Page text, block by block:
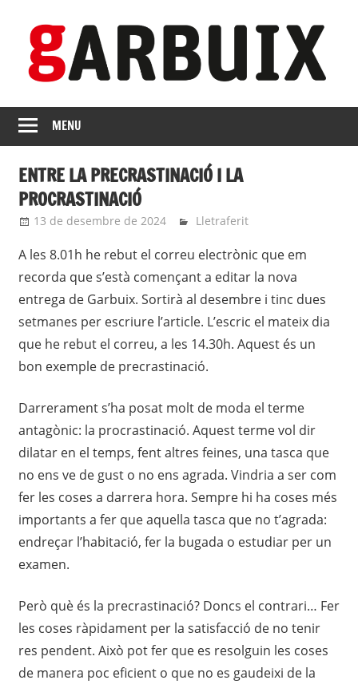
content
GARBUIX
Independent
de
Franqueses
MENU
ENTRE LA PRECRASTINACIÓ I LA
PROCRASTINACIÓ
13 de desembre de 2024 Eli
Lletraferit
A les 8.01h he rebut el correu electrònic que em
recorda que s’està començant a editar la nova
entrega de Garbuix. Sortirà al desembre i tinc dues
setmanes per escriure l’article. L’escric el mateix dia
que he rebut el correu, a les 14.30h. Aquest és un
bon exemple de precrastinació.
Darrerament s’ha posat molt de moda el terme
antagònic: la procrastinació. Aquest terme vol dir
dilatar en el temps, fent altres feines, una tasca que
no ens ve de gust o no ens agrada. Vindria a ser com
fer les coses a darrera hora. Sempre hi ha coses més
importants a fer que aquella tasca que no t’agrada:
endreçar l’habitació, fer la bugada o estudiar per un
examen.
Però què és la precrastinació? Doncs el contrari… Fer
les coses ràpidament per la satisfacció de no tenir
res pendent. Això pot fer que es resolguin les coses
de manera poc eficient o que no es gaudeixi de la